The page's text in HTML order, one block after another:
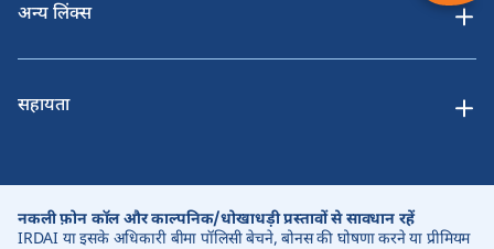
अन्य लिंक्स
सहायता
नकली फ़ोन कॉल और काल्पनिक/धोखाधड़ी प्रस्तावों से सावधान रहें
IRDAI या इसके अधिकारी बीमा पॉलिसी बेचने, बोनस की घोषणा करने या प्रीमियम